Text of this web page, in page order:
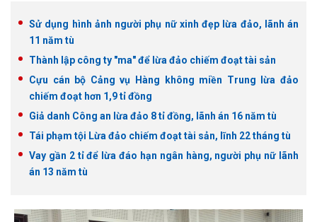
Sử dụng hình ảnh người phụ nữ xinh đẹp lừa đảo, lãnh án
11 năm tù
Thành lập công ty "ma" để lừa đảo chiếm đoạt tài sản
Cựu cán bộ Cảng vụ Hàng không miền Trung lừa đảo
chiếm đoạt hơn 1,9 tỉ đồng
Giả danh Công an lừa đảo 8 tỉ đồng, lãnh án 16 năm tù
Tái phạm tội Lừa đảo chiếm đoạt tài sản, lĩnh 22 tháng tù
Vay gần 2 tỉ để lừa đáo hạn ngân hàng, người phụ nữ lãnh
án 13 năm tù